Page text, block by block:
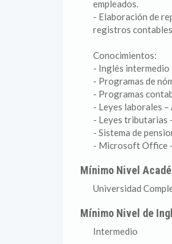
empleados.
- Elaboración de
registros
Conocimientos:
- Inglés intermedio
- Programas de
- Programas
- Leyes laborales –
- Leyes tributarias
- Sistema de
- Microsoft Office
Mínimo Nivel
Universidad
Mínimo Nivel de
Intermedio